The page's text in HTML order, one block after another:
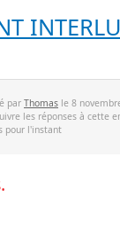
par Thomas le 8
les réponses à cette
pour l'instant